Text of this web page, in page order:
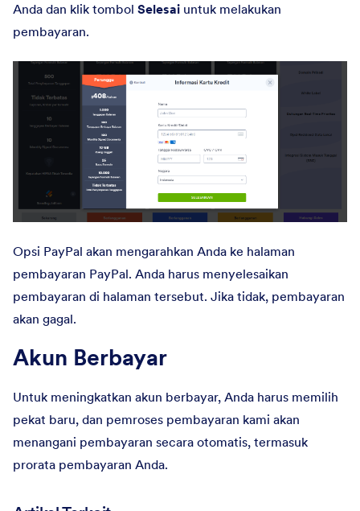
Anda dan klik tombol Selesai untuk melakukan
pembayaran.
Opsi PayPal akan mengarahkan Anda ke halaman
pembayaran PayPal. Anda harus menyelesaikan
pembayaran di halaman tersebut. Jika tidak, pembayaran
akan gagal.
Akun Berbayar
Untuk meningkatkan akun berbayar, Anda harus memilih
pekat baru, dan pemroses pembayaran kami akan
menangani pembayaran secara otomatis, termasuk
prorata pembayaran Anda.